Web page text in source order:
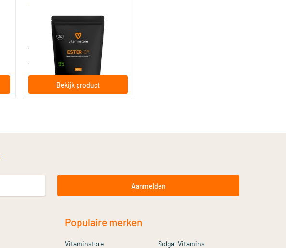
Ester-C 500 refill
60/​120 vegicaps
Vitaminstore
vanaf 18 95
Bekijk product
Aanmelden
Populaire merken
Vitaminstore
Solgar Vitamins